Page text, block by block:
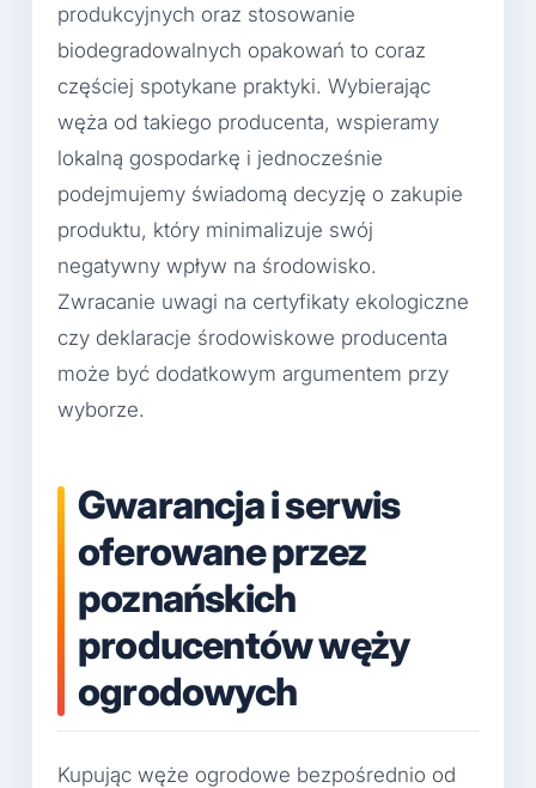
produkcyjnych oraz stosowanie
biodegradowalnych opakowań to coraz
częściej spotykane praktyki. Wybierając
węża od takiego producenta, wspieramy
lokalną gospodarkę i jednocześnie
podejmujemy świadomą decyzję o zakupie
produktu, który minimalizuje swój
negatywny wpływ na środowisko.
Zwracanie uwagi na certyfikaty ekologiczne
czy deklaracje środowiskowe producenta
może być dodatkowym argumentem przy
wyborze.
Gwarancja i serwis
oferowane przez
poznańskich
producentów węży
ogrodowych
Kupując węże ogrodowe bezpośrednio od